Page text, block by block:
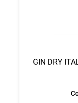
GIN DRY